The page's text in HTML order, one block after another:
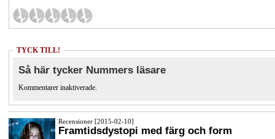
TYCK TILL!
Så här tycker Nummers läsare
Kommentarer inaktiverade.
Recensioner [2015-02-10]
Framtidsdystopi med färg och form